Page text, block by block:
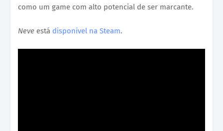
como um game com alto potencial de ser marcante.
Neve está disponível na Steam.